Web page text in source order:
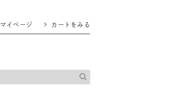
マイページ カートをみる